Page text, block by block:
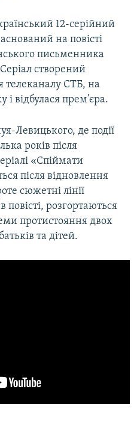
12-серійний
на повісті
письменника
створений
телеканалу СТБ, на
і відбулася прем’єра.
Левицького, де події
років після
«Спіймати
після відновлення
сюжетні лінії
повісті, розгортаються
протистояння двох
та дітей.